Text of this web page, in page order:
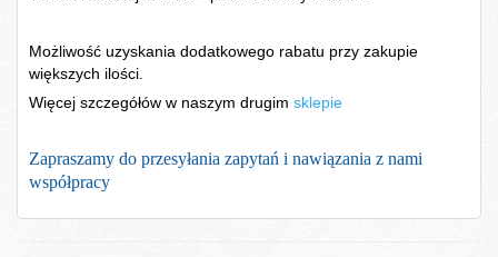
Możliwość uzyskania dodatkowego rabatu przy zakupie
większych ilości.
Więcej szczegółów w naszym drugim sklepie
Zapraszamy do przesyłania zapytań i nawiązania z nami
współpracy